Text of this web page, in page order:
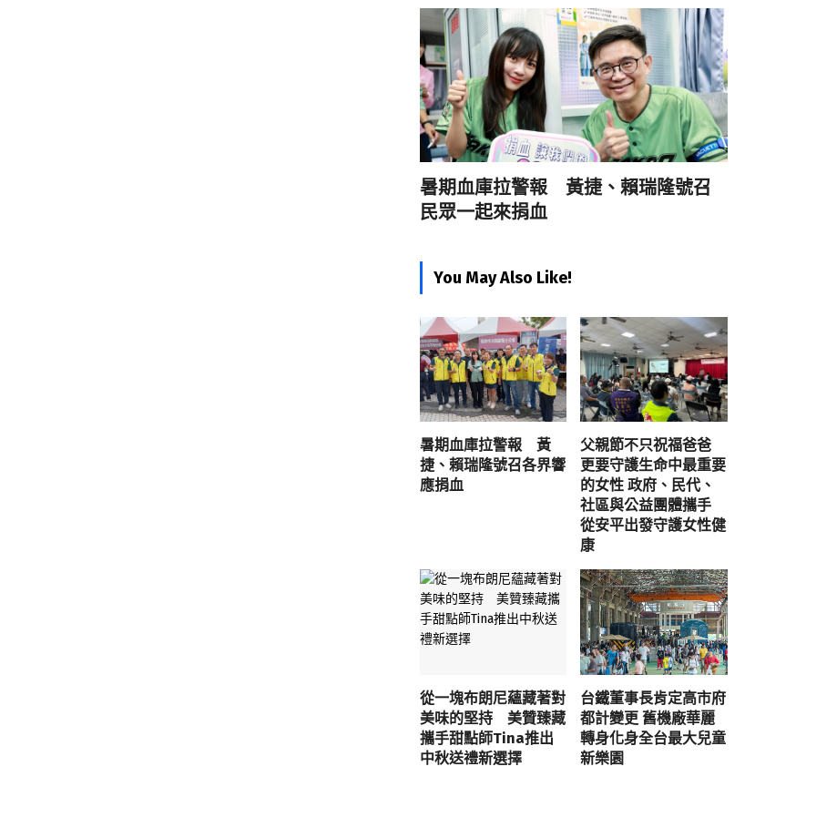
暑期血庫拉警報 黃捷、賴瑞隆號召
民眾一起來捐血
You May Also Like!
暑期血庫拉警報 黃
捷、賴瑞隆號召各界響
應捐血
父親節不只祝福爸爸
更要守護生命中最重要
的女性 政府、民代、
社區與公益團體攜手
從安平出發守護女性健
康
從一塊布朗尼蘊藏著對
美味的堅持 美贊臻藏
攜手甜點師Tina推出
中秋送禮新選擇
台鐵董事長肯定高市府
都計變更 舊機廠華麗
轉身化身全台最大兒童
新樂園